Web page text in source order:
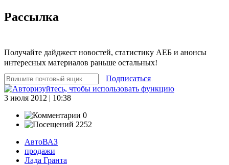
Рассылка
Получайте дайджест новостей, статистику АЕБ и анонсы
интересных материалов раньше остальных!
Подписаться
3 июля 2012 | 10:38
0
2252
АвтоВАЗ
продажи
Лада Гранта